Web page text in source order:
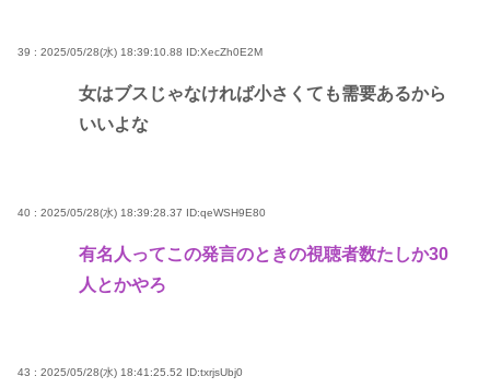
39 : 2025/05/28(水) 18:39:10.88 ID:XecZh0E2M
女はブスじゃなければ小さくても需要あるから
いいよな
40 : 2025/05/28(水) 18:39:28.37 ID:qeWSH9E80
有名人ってこの発言のときの視聴者数たしか30
人とかやろ
43 : 2025/05/28(水) 18:41:25.52 ID:txrjsUbj0